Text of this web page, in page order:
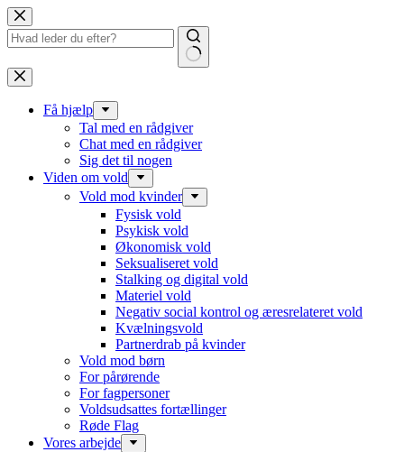
Fortsæt
til
indhold
Få hjælp
Tal med en rådgiver
Chat med en rådgiver
Sig det til nogen
Viden om vold
Vold mod kvinder
Fysisk vold
Psykisk vold
Økonomisk vold
Seksualiseret vold
Stalking og digital vold
Materiel vold
Negativ social kontrol og æresrelateret vold
Kvælningsvold
Partnerdrab på kvinder
Vold mod børn
For pårørende
For fagpersoner
Voldsudsattes fortællinger
Røde Flag
Vores arbejde